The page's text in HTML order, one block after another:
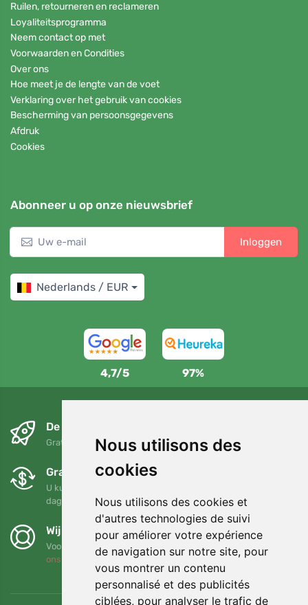
Nous utilisons des
cookies
Nous utilisons des cookies et
d'autres technologies de suivi
pour améliorer votre expérience
de navigation sur notre site, pour
vous montrer un contenu
personnalisé et des publicités
ciblées, pour analyser le trafic de
Ruilen, retourneren en reclameren
Loyaliteitsprogramma
Neem contact op met
Voorwaarden en Condities
Over ons
Hoe meet je de lengte van de voet
Verklaring over het gebruik van cookies
Bescherming van persoonsgegevens
Afdruk
Cookies
Abonneer u op onze nieuwsbrief
Inloggen
Nederlands / EUR
4,7/5 97%
De volgende dag en gratis
Gratis verzending voor bestellingen boven 95 EUR
Gratis ruilen en retourneren
U kunt uw bestelling op elk gewenst moment binnen 90
dagen retourneren of ruilen
Wij steunen Trees.org
Voor elke bestelling planten we een boom! Lees meer
ons